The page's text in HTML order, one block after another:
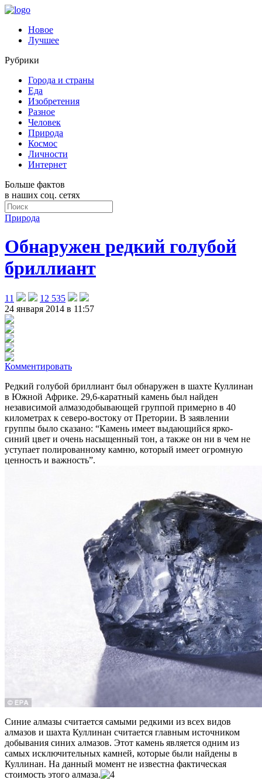
Новое
Лучшее
Рубрики
Города и страны
Еда
Изобретения
Разное
Человек
Природа
Космос
Личности
Интернет
Больше фактов
в наших соц. сетях
Природа
Обнаружен редкий голубой
бриллиант
11
12 535
24 января 2014 в 11:57
Комментировать
Редкий голубой бриллиант был обнаружен в шахте Куллинан
в Южной Африке. 29,6-каратный камень был найден
независимой алмазодобывающей группой примерно в 40
километрах к северо-востоку от Претории. В заявлении
группы было сказано: “Камень имеет выдающийся ярко-
синий цвет и очень насыщенный тон, а также он ни в чем не
уступает полированному камню, который имеет огромную
ценность и важность”.
Синие алмазы считается самыми редкими из всех видов
алмазов и шахта Куллинан считается главным источником
добывания синих алмазов. Этот камень является одним из
самых исключительных камней, которые были найдены в
Куллинан. На данный момент не известна фактическая
стоимость этого алмаза.